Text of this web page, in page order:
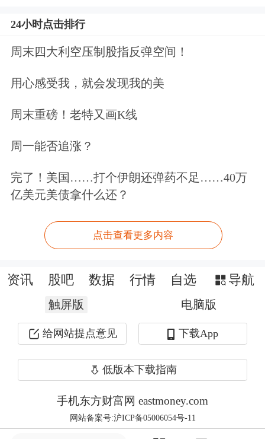
交楼风险，2022年，中国人民银行推出
底，保交楼专项借款绝大部分都已经投
放到项目，商业银行
业配套融资，保交楼取得积极进展，整
今年以来，地级以上城市陆续建立城市
房地产融资协调机制，通过项目“白名
单”，更加精准支持房地产项目合理融
资需求。截至3月末，商业银行对协调
个，总金额超过5200亿元，取得了积极
下半年交付有望改善
24小时点击排行
周末四大利空压制股指反弹空间！
用心感受我，就会发现我的美
周末重磅！老特又画K线
周一能否追涨？
完了！美国……打个伊朗还弹药不足……40万
亿美元美债拿什么还？
点击查看更多内容
资讯 股吧 数据 行情 自选 导航
触屏版 电脑版
给网站提点意见 下载App
低版本下载指南
手机东方财富网 eastmoney.com
网站备案号:沪ICP备05006054号-11